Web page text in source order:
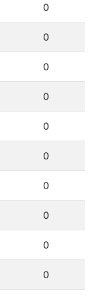
0
0
0
0
0
0
0
0
0
0